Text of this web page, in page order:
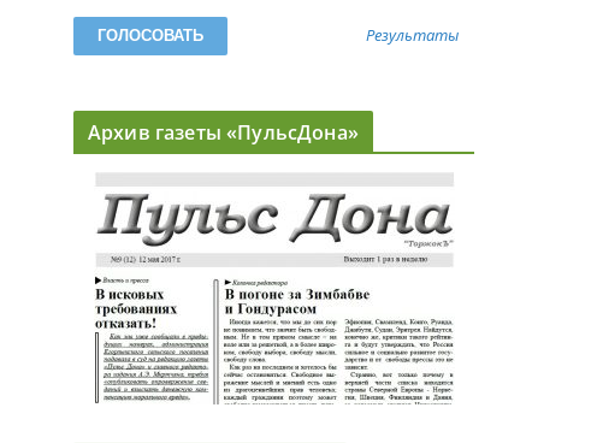
Результаты
Архив газеты «ПульсДона»